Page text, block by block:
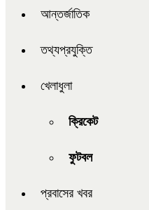
আন্তর্জাতিক
তথ্যপ্রযুক্তি
খেলাধুলা
ক্রিকেট
ফুটবল
প্রবাসের খবর